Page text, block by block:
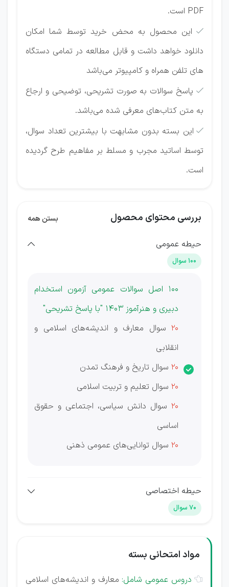
PDF است.
 این محصول به محض خرید توسط شما امکان
دانلود خواهد داشت و قابل مطالعه در تمامی دستگاه
های تلفن همراه و کامپیوتر می‌باشد
 پاسخ سوالات به صورت تشریحی، توضیحی و ارجاع
به متن کتاب‌های معرفی شده می‌باشد.
 این بسته بدون مشابهت با بیشترین تعداد سوال،
توسط اساتید مجرب و مسلط بر مفاهیم طرح گردیده
است.
بررسی محتوای محصول بستن همه
حیطه عمومی
100 سوال
100 اصل سوالات عمومی آزمون استخدام
دبیری و هنرآموز 1403 "با پاسخ تشریحی"
20 سوال معارف و اندیشه‌های اسلامی و
انقلابی
20 سوال تاریخ و فرهنگ تمدن
20 سوال تعلیم و تربیت اسلامی
20 سوال دانش سیاسی، اجتماعی و حقوق
اساسی
20 سوال توانایی‌های عمومی ذهنی
حیطه اختصاصی
70 سوال
مواد امتحانی بسته
 دروس عمومی شامل: معارف و اندیشه‌های اسلامی